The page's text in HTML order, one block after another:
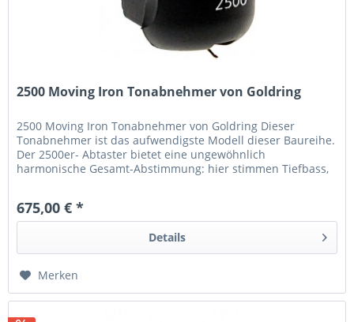
2500 Moving Iron Tonabnehmer von Goldring
2500 Moving Iron Tonabnehmer von Goldring Dieser
Tonabnehmer ist das aufwendigste Modell dieser Baureihe.
Der 2500er- Abtaster bietet eine ungewöhnlich
harmonische Gesamt-Abstimmung: hier stimmen Tiefbass,
675,00 € *
Details
Merken